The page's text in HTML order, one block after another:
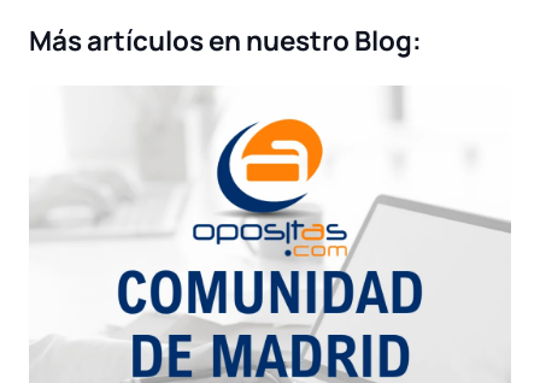
Más artículos en nuestro Blog: